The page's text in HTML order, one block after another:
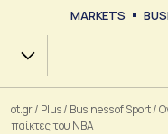
MARKETS
Χ.Α.
ot.gr/ Plus/ Business of Sport/
παίκτες του ΝΒΑ